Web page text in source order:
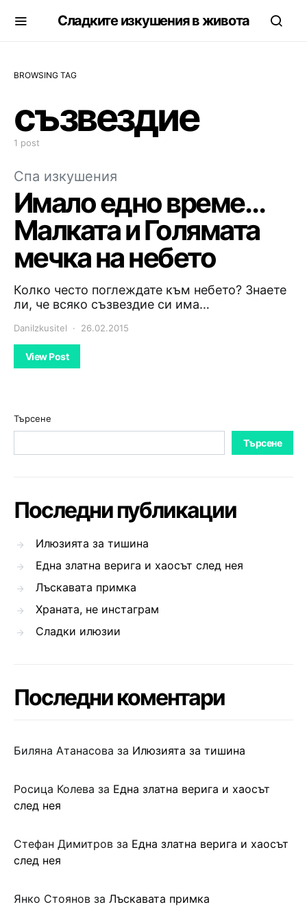
Сладките изкушения в живота
BROWSING TAG
съзвездие
1 post
Спа изкушения
Имало едно време…
Малката и Голямата
мечка на небето
Колко често поглеждате към небето? Знаете
ли, че всяко съзвездие си има…
DaniIzkusitel 26.02.2015
View Post
Търсене
Търсене
Последни публикации
Илюзията за тишина
Една златна верига и хаосът след нея
Лъскавата примка
Храната, не инстаграм
Сладки илюзии
Последни коментари
Биляна Атанасова за Илюзията за тишина
Росица Колева за Една златна верига и хаосът
след нея
Стефан Димитров за Една златна верига и хаосът
след нея
Янко Стоянов за Лъскавата примка